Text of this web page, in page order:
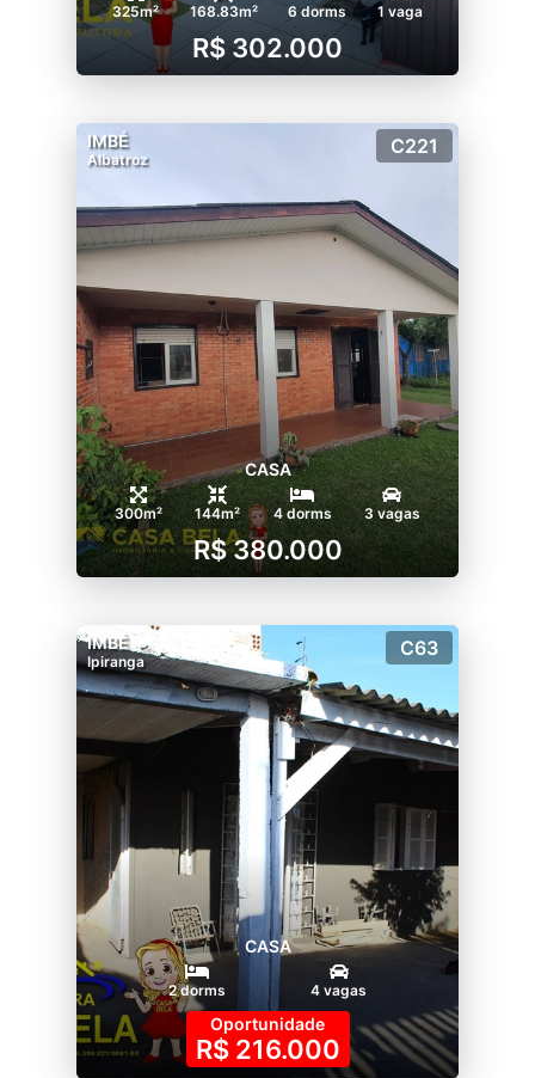
325m² 168.83m² 6 dorms 1 vaga
R$ 302.000
IMBÉ
Albatroz
C221
CASA
300m² 144m² 4 dorms 3 vagas
R$ 380.000
IMBÉ
Ipiranga
C63
CASA
2 dorms 4 vagas
Oportunidade
R$ 216.000